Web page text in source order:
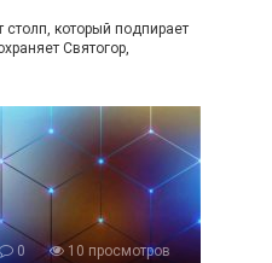
столп, который подпирает
Святогор,
0 10 просмотров